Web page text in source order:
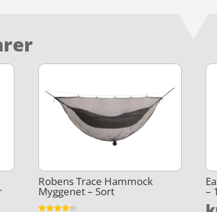
Robens Trace Hammock
Myggenet – Sort –